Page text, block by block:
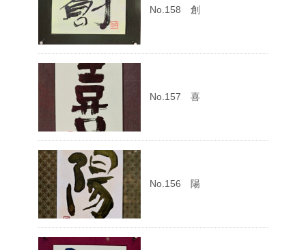
No.158 創
No.157 喜
No.156 陽